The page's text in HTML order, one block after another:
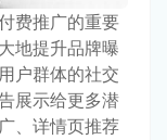
费推广的重要
地提升品牌曝
户群体的社交
展示给更多潜
、详情页推荐